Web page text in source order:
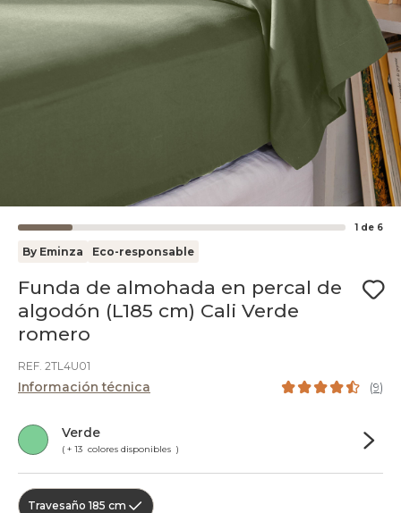
1 de 6
By Eminza Eco-responsable
Funda de almohada en percal de
algodón (L185 cm) Cali Verde
romero
REF. 2TL4U01
Información técnica (9)
Verde
( + 13 colores disponibles )
Travesaño 185 cm